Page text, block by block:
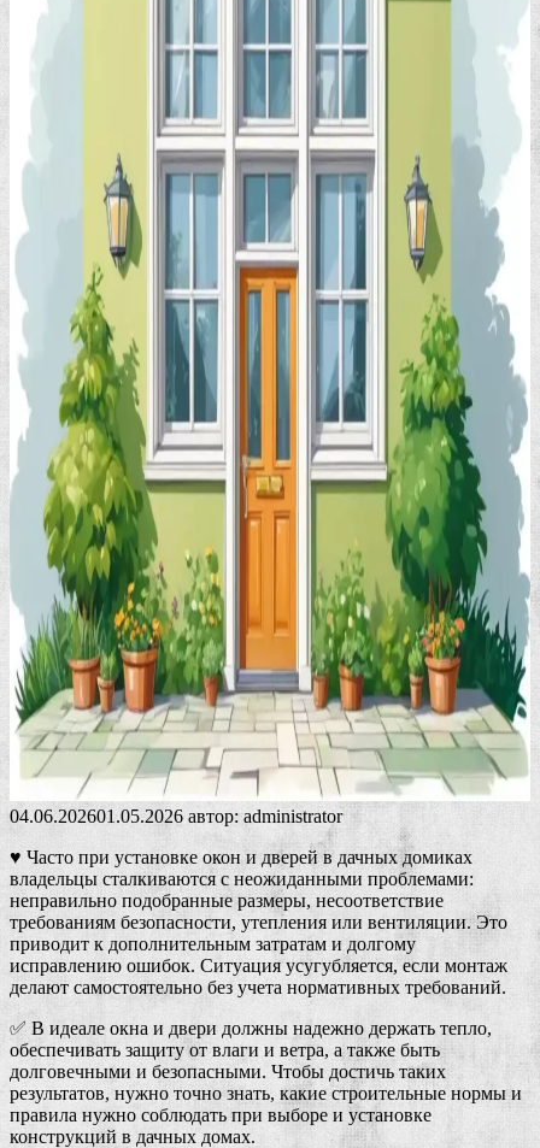
04.06.202601.05.2026 автор:administrator
♥ Часто при установке окон и дверей в дачных домиках
владельцы сталкиваются с неожиданными проблемами:
неправильно подобранные размеры, несоответствие
требованиям безопасности, утепления или вентиляции. Это
приводит к дополнительным затратам и долгому
исправлению ошибок. Ситуация усугубляется, если монтаж
делают самостоятельно без учета нормативных требований.
✅ В идеале окна и двери должны надежно держать тепло,
обеспечивать защиту от влаги и ветра, а также быть
долговечными и безопасными. Чтобы достичь таких
результатов, нужно точно знать, какие строительные нормы и
правила нужно соблюдать при выборе и установке
конструкций в дачных домах.